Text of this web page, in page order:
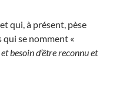
qui, à présent, pèse
se nomment «
besoin d’être reconnu et